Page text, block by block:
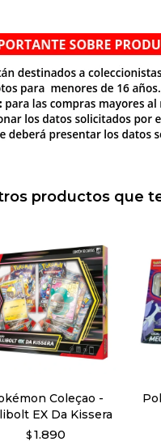
productos que
Coleçao -
EX Da Kissera
$ 1.890